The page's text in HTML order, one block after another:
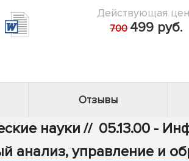
Действующая
700 499 руб.
Отзывы
науки // 05.13.00 -
анализ, управление и